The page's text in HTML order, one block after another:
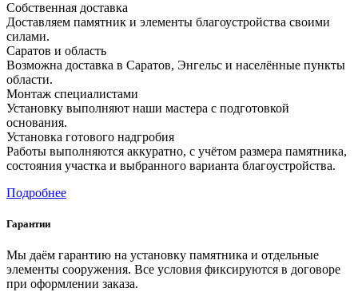
Собственная доставка
Доставляем памятник и элементы благоустройства своими
силами.
Саратов и область
Возможна доставка в Саратов, Энгельс и населённые пункты
области.
Монтаж специалистами
Установку выполняют наши мастера с подготовкой
основания.
Установка готового надгробия
Работы выполняются аккуратно, с учётом размера памятника,
состояния участка и выбранного варианта благоустройства.
Подробнее
Гарантии
Мы даём гарантию на установку памятника и отдельные
элементы сооружения. Все условия фиксируются в договоре
при оформлении заказа.